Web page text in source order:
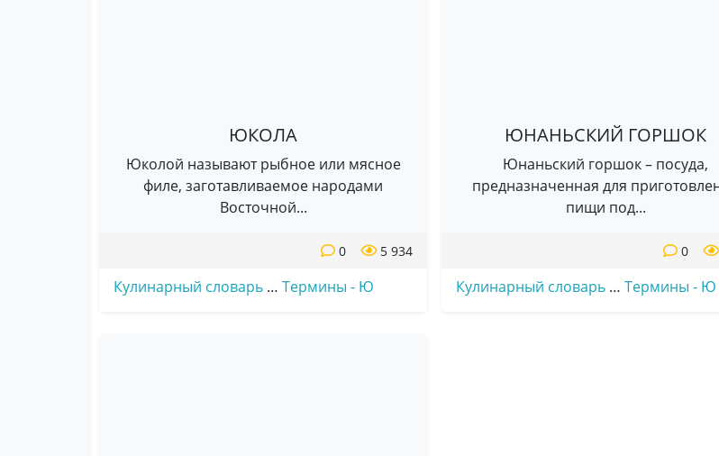
ЮКОЛА
Юколой называют рыбное или мясное
филе, заготавливаемое народами
Восточной...
5 934
0
Кулинарный словарь … Термины - Ю
ЮНАНЬСКИЙ ГОРШОК
Юнаньский горшок – посуда,
предназначенная для
пищи под...
0
Кулинарный словарь … Термины - Ю